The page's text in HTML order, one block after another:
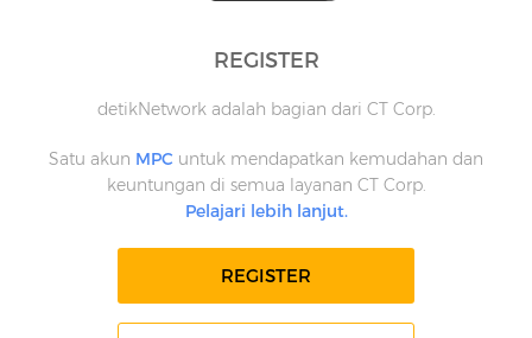
REGISTER
detikNetwork adalah bagian dari CT Corp.
Satu akun MPC untuk mendapatkan kemudahan dan
keuntungan di semua layanan CT Corp.
Pelajari lebih lanjut.
REGISTER